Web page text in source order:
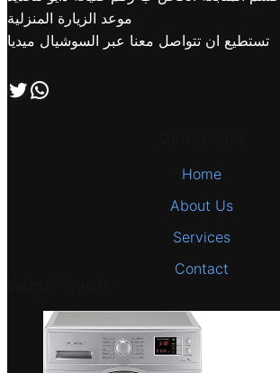
موعد الزيارة المنزلية
تستطيع ان تتواصل معنا عبر السوشيال ميديا
تابعنا علي صفحة التويتر اتصل بنا علي طريق الوتساب
Home
About Us
Services
Contact